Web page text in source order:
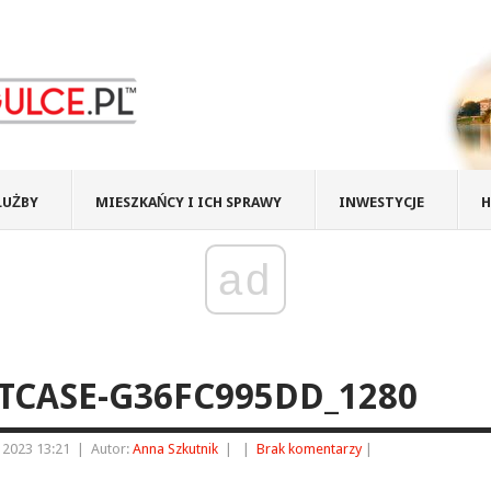
MIESZKAŃCY I ICH SPRAWY INWESTYCJE
ad
G36FC995DD_1280
13:21 Autor: Anna Szkutnik Brak komentarzy